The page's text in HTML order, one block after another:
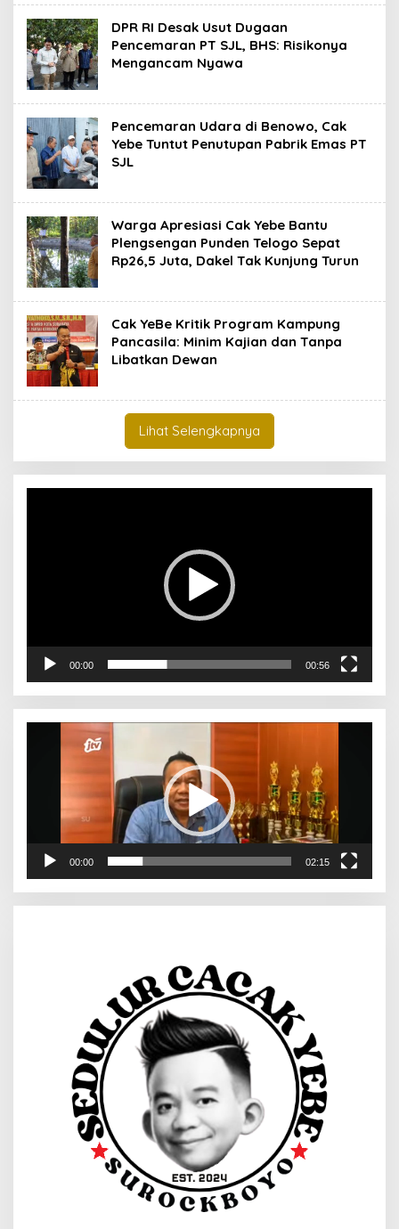
DPR RI Desak Usut Dugaan
Pencemaran PT SJL, BHS: Risikonya
Mengancam Nyawa
Pencemaran Udara di Benowo, Cak
Yebe Tuntut Penutupan Pabrik Emas PT
SJL
Warga Apresiasi Cak Yebe Bantu
Plengsengan Punden Telogo Sepat
Rp26,5 Juta, Dakel Tak Kunjung Turun
Cak YeBe Kritik Program Kampung
Pancasila: Minim Kajian dan Tanpa
Libatkan Dewan
Lihat Selengkapnya
00:00 00:56
Pemutar
00:00 02:15